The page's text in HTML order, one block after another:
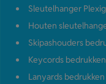
Sleutelhanger
Houten
Skipashouders
Keycords bedrukken
Lanyards bedrukken